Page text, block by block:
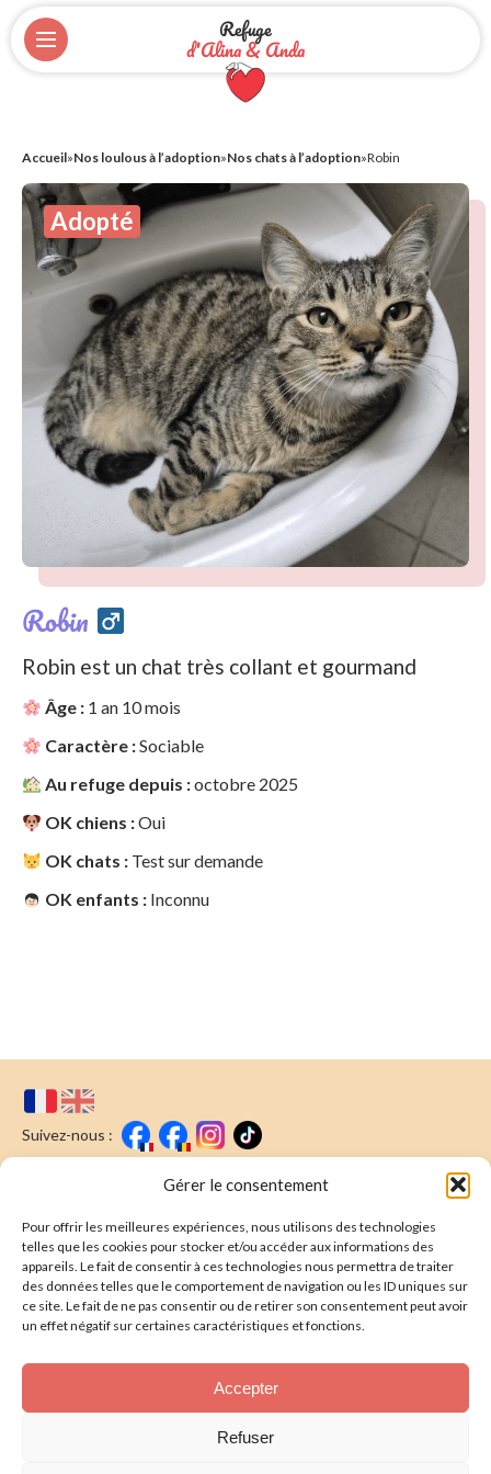
Gérer le consentement
Pour offrir les meilleures expériences, nous utilisons des technologies
telles que les cookies pour stocker et/ou accéder aux informations des
appareils. Le fait de consentir à ces technologies nous permettra de traiter
des données telles que le comportement de navigation ou les ID uniques sur
ce site. Le fait de ne pas consentir ou de retirer son consentement peut avoir
un effet négatif sur certaines caractéristiques et fonctions.
Accepter
Refuser
Refuge
d'Alina & Anda
Accueil»Nos loulous à l’adoption»Nos chats à l’adoption»Robin
Adopté
Robin
Robin est un chat très collant et gourmand
Âge : 1 an 10 mois
Caractère :Sociable
Au refuge depuis :octobre 2025
OK chiens :Oui
OK chats : Test sur demande
OK enfants : Inconnu
Suivez-nous :
Nous écrire
Newsletter
E-mail* : Souscrire
J'ai lu & j'accepte lapolitique de confidentalité